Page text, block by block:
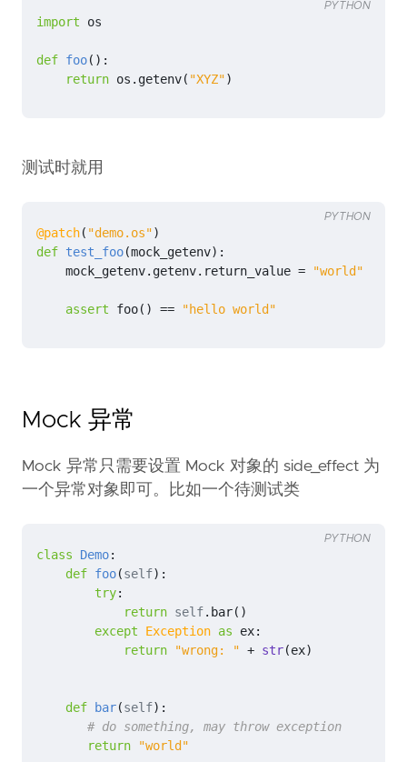
import os
def foo():
return os . getenv( "XYZ")
PYTHON
测试时就用
@patch( "demo.os")
def test_foo(mock_getenv):
mock_getenv. getenv. return_value = "world"
assert foo() == "hello world"
PYTHON
Mock 异常
Mock 异常只需要设置 Mock 对象的 side_effect 为
一个异常对象即可。比如一个待测试类
class Demo:
def foo(self):
try:
return self. bar()
except
Exception as ex:
return
"wrong: " + str(ex)
def bar(self):
# do something, may throw exception
return
"world"
PYTHON